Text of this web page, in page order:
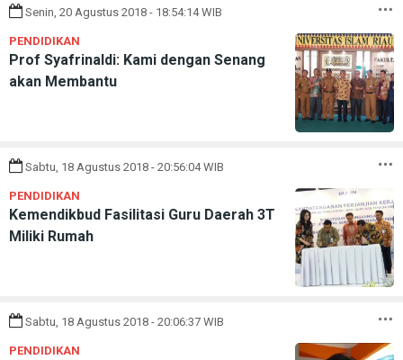
Senin, 20 Agustus 2018 - 18:54:14 WIB
PENDIDIKAN
Prof Syafrinaldi: Kami dengan Senang
akan Membantu
Sabtu, 18 Agustus 2018 - 20:56:04 WIB
PENDIDIKAN
Kemendikbud Fasilitasi Guru Daerah 3T
Miliki Rumah
Sabtu, 18 Agustus 2018 - 20:06:37 WIB
PENDIDIKAN